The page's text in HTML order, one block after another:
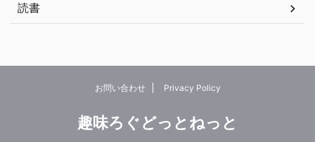
読書
お問い合わせ Privacy Policy
趣味ろぐどっとねっと